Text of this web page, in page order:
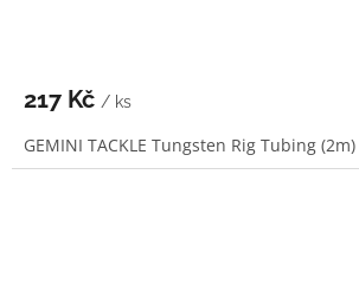
217 Kč / ks
GEMINI TACKLE Tungsten Rig Tubing (2m)